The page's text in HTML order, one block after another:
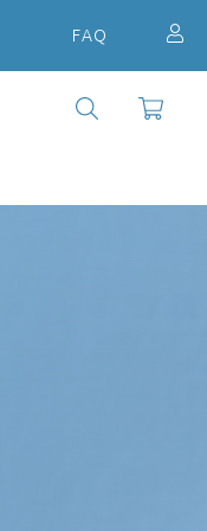
FAQ